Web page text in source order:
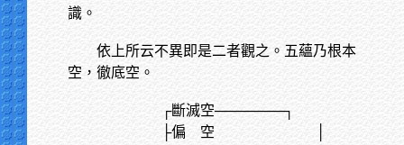
識。
依上所云不異即是二者觀之。五蘊乃根本
空，徹底空。
┌斷滅空───────┐
├偏 空 │